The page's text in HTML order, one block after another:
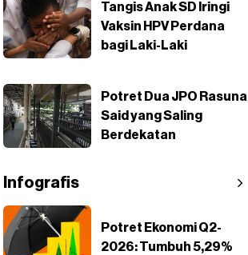
Tangis Anak SD Iringi
Vaksin HPV Perdana
bagi Laki-Laki
Potret Dua JPO Rasuna
Said yang Saling
Berdekatan
Infografis
Potret Ekonomi Q2-
2026: Tumbuh 5,29%